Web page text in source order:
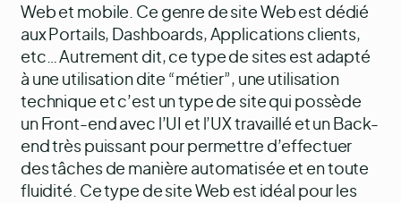
Web et mobile. Ce genre de site Web est dédié
aux Portails, Dashboards, Applications clients,
etc… Autrement dit, ce type de sites est adapté
à une utilisation dite “métier”, une utilisation
technique et c’est un type de site qui possède
un Front-end avec l’UI et l’UX travaillé et un Back-
end très puissant pour permettre d’effectuer
des tâches de manière automatisée et en toute
fluidité. Ce type de site Web est idéal pour les